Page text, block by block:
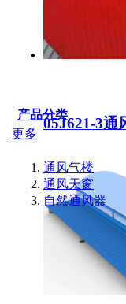
05J621-3通
产品分类
更多
通风气楼
通风天窗
自然通风器